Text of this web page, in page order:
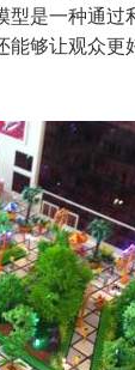
是一种通
够让观众